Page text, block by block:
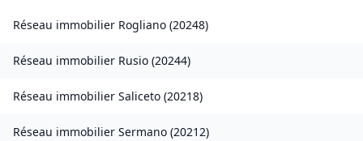
Réseau immobilier Rogliano (20248)
Réseau immobilier Rusio (20244)
Réseau immobilier Saliceto (20218)
Réseau immobilier Sermano (20212)